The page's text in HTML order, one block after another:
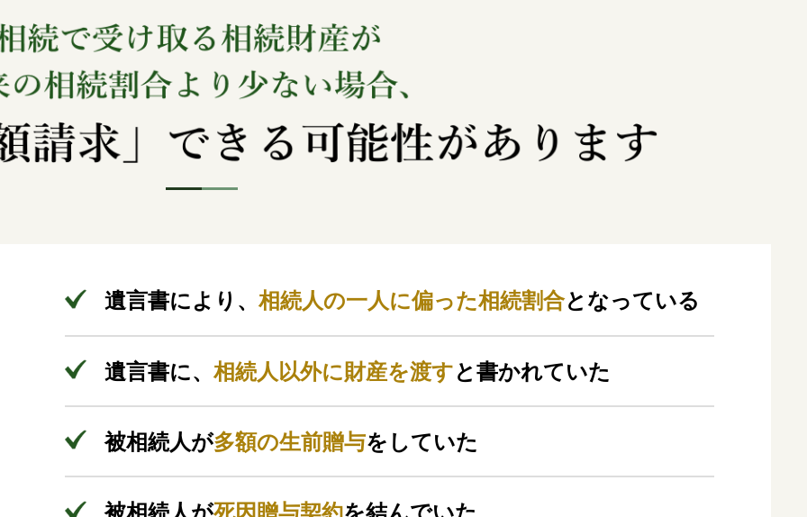
遺言書により、 相続人の一人に偏った相続割合となっている
遺言書に、 相続人以外に財産を渡すと書かれていた
被相続人が多額の生前贈与をしていた
被相続人が死因贈与契約を結んでいた